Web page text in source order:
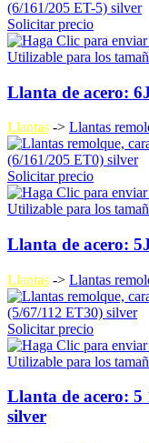
Solicitar precio
Utilizable para los
Llanta de acero:
Llantas -> Llantas
Solicitar precio
Utilizable para los
Llanta de acero:
Llantas -> Llantas
Solicitar precio
Utilizable para los
Llanta de acero: 5
silver